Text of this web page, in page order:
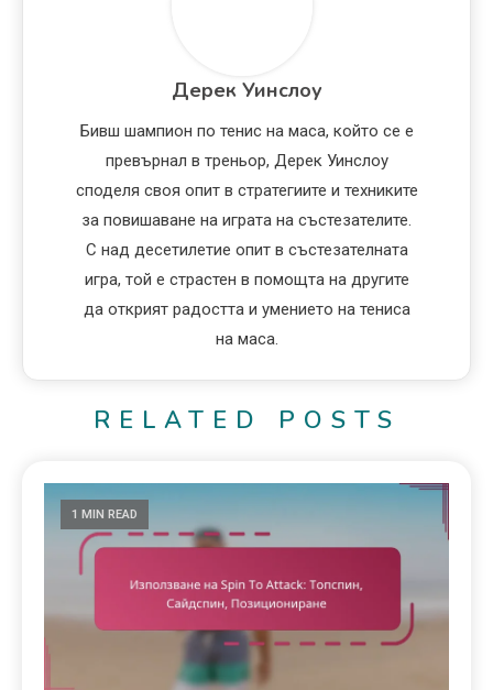
Дерек Уинслоу
Бивш шампион по тенис на маса, който се е
превърнал в треньор, Дерек Уинслоу
споделя своя опит в стратегиите и техниките
за повишаване на играта на състезателите.
С над десетилетие опит в състезателната
игра, той е страстен в помощта на другите
да открият радостта и умението на тениса
на маса.
RELATED POSTS
1 MIN READ